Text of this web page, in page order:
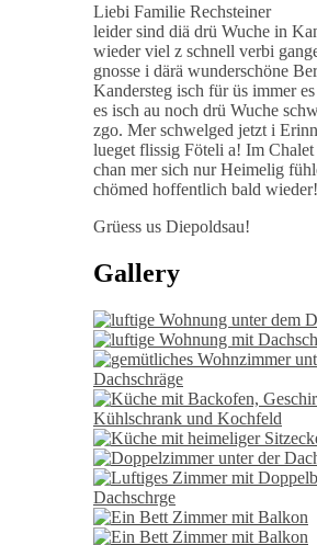
Liebi Familie Rechsteiner
leider sind diä drü Wuche in
wieder viel z schnell verbi
gnosse i därä wunderschöne
Kandersteg isch für üs immer
es isch au noch drü Wuche
zgo. Mer schwelged jetzt i
lueget flissig Föteli a! Im
chan mer sich nur Heimelig
chömed hoffentlich bald wieder!
Grüess us Diepoldsau!
Gallery